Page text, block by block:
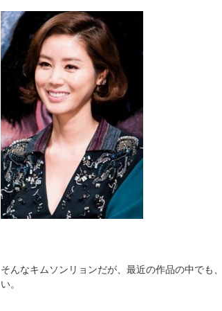
そんなキムソンリョンだが、最近の作品の中でも
い。